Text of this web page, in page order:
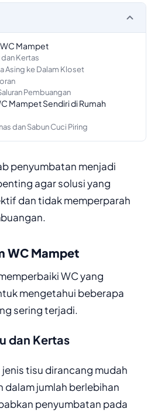
Mampet
Kertas
Asing ke Dalam Kloset
Pembuangan
Mampet Sendiri di Rumah
dan Sabun Cuci Piring
penyumbatan menjadi
agar solusi yang
dan tidak memperparah
WC Mampet
WC yang
mengetahui beberapa
sering terjadi.
dan Kertas
tisu dirancang mudah
dalam jumlah berlebihan
penyumbatan pada